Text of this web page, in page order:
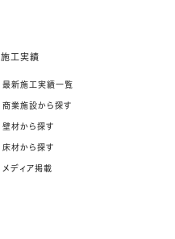
施工実績
最新施工実績一覧
商業施設から探す
壁材から探す
床材から探す
メディア掲載